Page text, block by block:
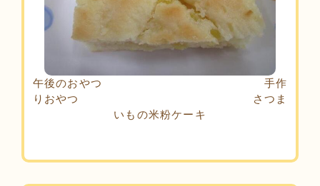
午後のおやつ 手作
りおやつ さつま
いもの米粉ケーキ